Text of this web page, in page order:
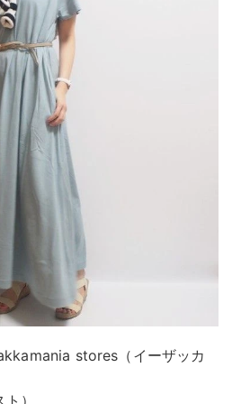
stores（イーザッカ